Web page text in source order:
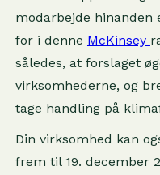
modarbejde hinanden
for i denne McKinsey
således, at forslaget
virksomhederne, og
tage handling på
Din virksomhed kan
frem til 19. december